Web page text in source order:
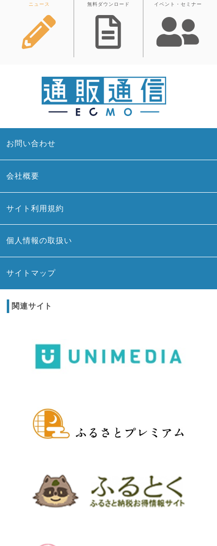
ニュース 無料ダウンロード イベント・セミナー
お問い合わせ
会社概要
サイト利用規約
個人情報の取扱い
サイトマップ
関連サイト